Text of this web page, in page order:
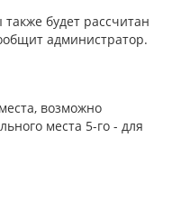
будет рассчитан
администратор.
возможно
места 5-го - для